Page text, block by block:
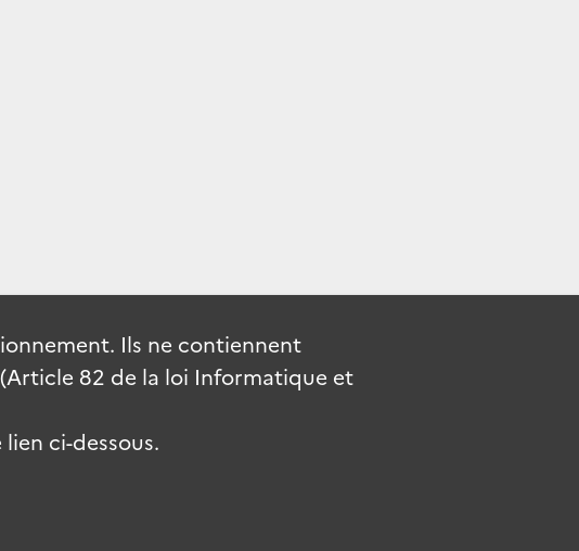
Ils ne contiennent
82 de la loi Informatique et
ci-dessous.